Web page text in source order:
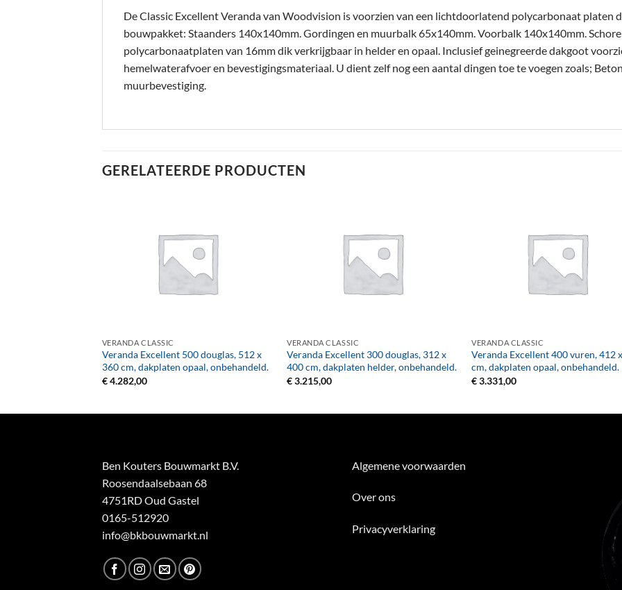
De Classic Excellent Veranda van Woodvision is voorzien van een lichtdoorlatend polycarbonaat platen
bouwpakket: Staanders 140x140mm. Gordingen en muurbalk 65x140mm. Voorbalk 140x140mm.
polycarbonaatplaten van 16mm dik verkrijgbaar in helder en opaal. Inclusief geinegreerde dakgoot
hemelwaterafvoer en bevestigingsmateriaal. U dient zelf nog een aantal dingen toe te voegen zoals;
muurbevestiging.
GERELATEERDE PRODUCTEN
VERANDA CLASSIC
Veranda Excellent 500 douglas, 512 x
360 cm, dakplaten opaal, onbehandeld.
€4.282,00
VERANDA CLASSIC
Veranda Excellent 300 douglas, 312 x
400 cm, dakplaten helder, onbehandeld.
€3.215,00
VERANDA CLASSIC
Veranda Excellent 400 vuren, 412
cm, dakplaten opaal, onbehandeld.
€3.331,00
Ben Kouters Bouwmarkt B.V.
Roosendaalsebaan 68
4751RD Oud Gastel
0165-512920
info@bkbouwmarkt.nl
Algemene voorwaarden
Over ons
Privacyverklaring